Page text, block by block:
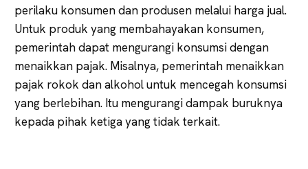
perilaku konsumen dan produsen melalui harga jual.
Untuk produk yang membahayakan konsumen,
pemerintah dapat mengurangi konsumsi dengan
menaikkan pajak. Misalnya, pemerintah menaikkan
pajak rokok dan alkohol untuk mencegah konsumsi
yang berlebihan. Itu mengurangi dampak buruknya
kepada pihak ketiga yang tidak terkait.